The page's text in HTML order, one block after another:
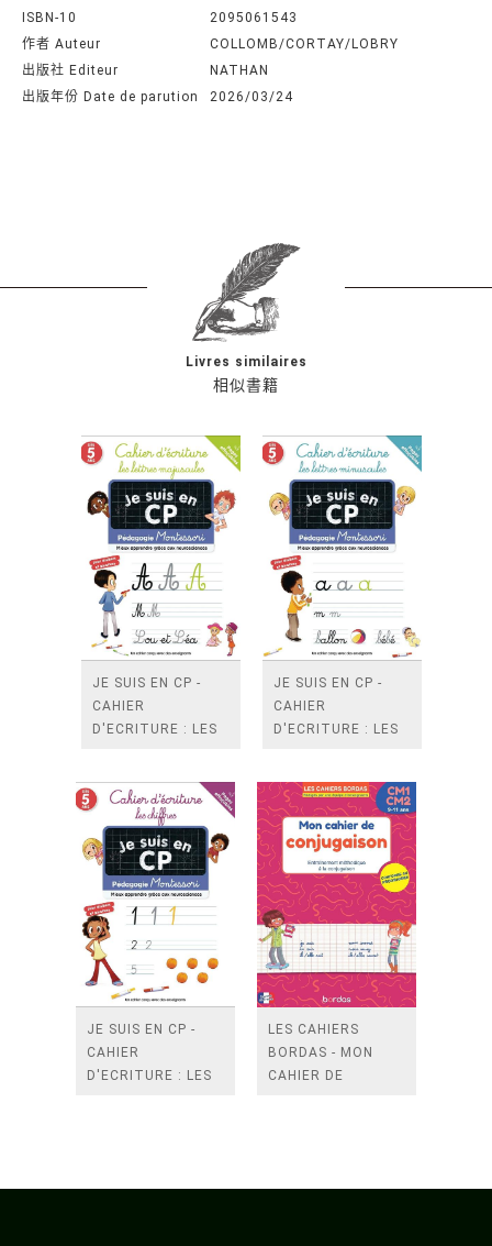
ISBN-10
2095061543
作者 Auteur
COLLOMB/CORTAY/LOBRY
出版社 Editeur
NATHAN
出版年份 Date de parution
2026/03/24
相似書籍
Livres similaires
JE SUIS EN CP -
CAHIER
D'ECRITURE : LES
JE SUIS EN CP -
CAHIER
D'ECRITURE : LES
JE SUIS EN CP -
CAHIER
D'ECRITURE : LES
LES CAHIERS
BORDAS - MON
CAHIER DE